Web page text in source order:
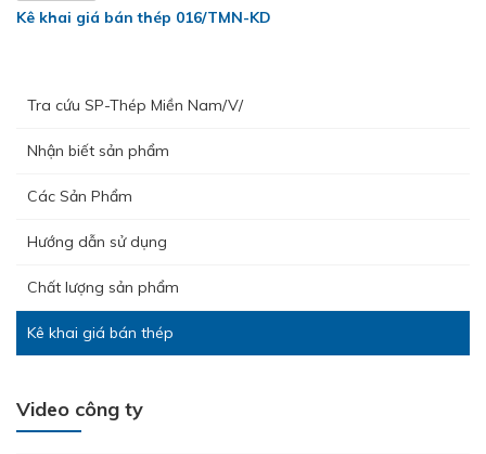
Kê khai giá bán thép 016/TMN-KD
Tra cứu SP-Thép Miền Nam/V/
Nhận biết sản phẩm
Các Sản Phẩm
Hướng dẫn sử dụng
Chất lượng sản phẩm
Kê khai giá bán thép
Video công ty